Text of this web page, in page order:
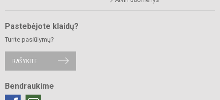
Pastebėjote klaidų?
Turite pasiūlymų?
RAŠYKITE
Bendraukime